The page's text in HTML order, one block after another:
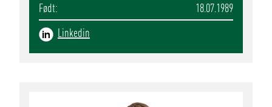
Født
18.07.1989
Linkedin